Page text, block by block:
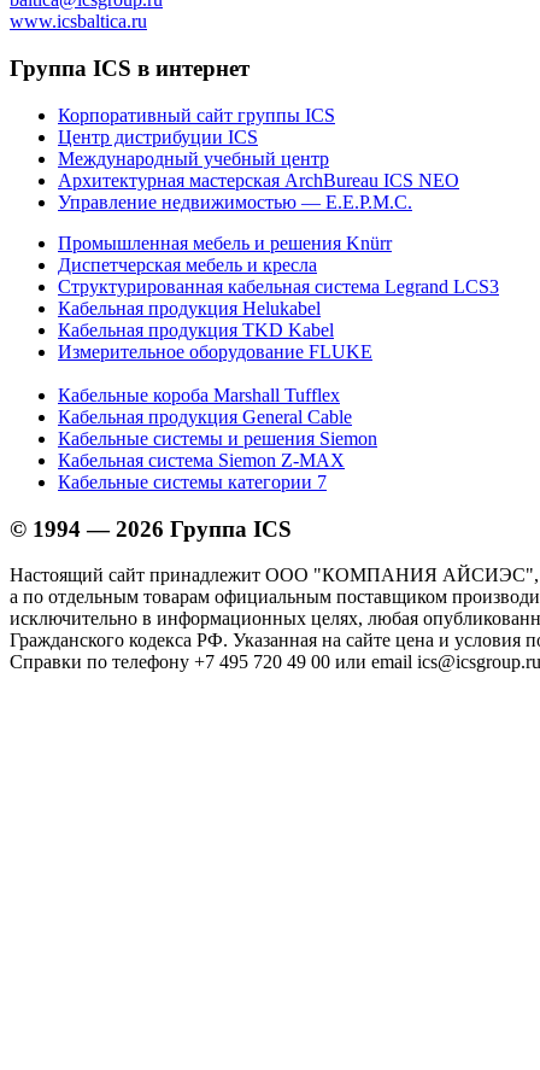
www.icsbaltica.ru
Группа ICS в интернет
Корпоративный сайт группы ICS
Центр дистрибуции ICS
Международный учебный центр
Архитектурная мастерская ArchBureau ICS NEO
Управление недвижимостью — E.E.P.M.C.
Промышленная мебель и решения Knürr
Диспетчерская мебель и кресла
Структурированная кабельная система Legrand LCS3
Кабельная продукция Helukabel
Кабельная продукция TKD Kabel
Измерительное оборудование FLUKE
Кабельные короба Marshall Tufflex
Кабельная продукция General Cable
Кабельные системы и решения Siemon
Кабельная система Siemon Z-MAX
Кабельные системы категории 7
© 1994 — 2026 Группа ICS
Настоящий сайт принадлежит ООО "КОМПАНИЯ АЙСИЭС",
а по отдельным товарам официальным поставщиком
исключительно в информационных целях, любая
Гражданского кодекса РФ. Указанная на сайте цена и условия
Справки по телефону +7 495 720 49 00 или email